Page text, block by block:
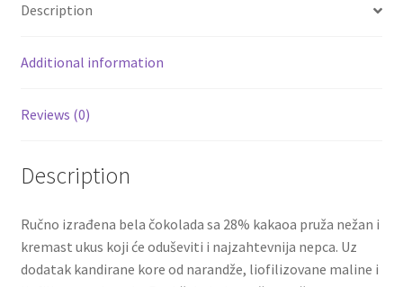
Rakija
Poklon aranzmani izdvajamo
Slatki buketi
Pokloni
Pokloni za 8. mart
115g
Description
Additional information
Reviews (0)
Description
Ručno izrađena bela čokolada sa 28% kakaoa pruža nežan i
kremast ukus koji će oduševiti i najzahtevnija nepca. Uz
dodatak kandirane kore od narandže, liofilizovane maline i